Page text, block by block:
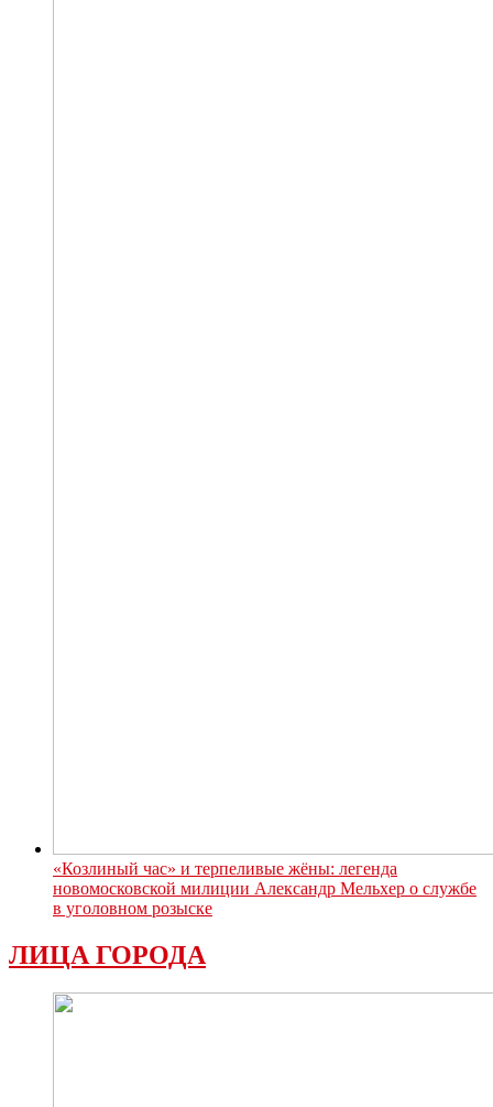
«Козлиный час» и терпеливые жёны: легенда
новомосковской милиции Александр Мельхер о службе
в уголовном розыске
ЛИЦА ГОРОДА